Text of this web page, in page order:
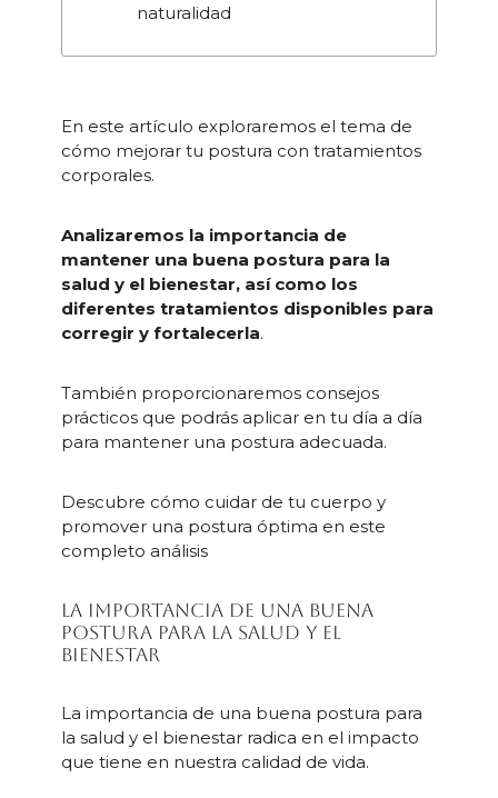
naturalidad
En este artículo exploraremos el tema de
cómo mejorar tu postura con tratamientos
corporales.
Analizaremos la importancia de
mantener una buena postura para la
salud y el bienestar, así como los
diferentes tratamientos disponibles para
corregir y fortalecerla.
También proporcionaremos consejos
prácticos que podrás aplicar en tu día a día
para mantener una postura adecuada.
Descubre cómo cuidar de tu cuerpo y
promover una postura óptima en este
completo análisis
La importancia de una buena
postura para la salud y el
bienestar
La importancia de una buena postura para
la salud y el bienestar radica en el impacto
que tiene en nuestra calidad de vida.